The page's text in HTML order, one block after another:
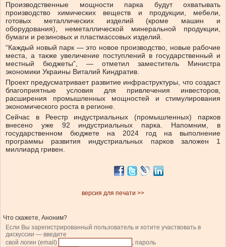
Производственные мощности парка будут охватывать
производство химических веществ и продукции, мебели,
готовых металлических изделий (кроме машин и
оборудования), неметаллической минеральной продукции,
бумаги и резиновых и пластмассовых изделий.
“Каждый новый парк — это новое производство, новые рабочие
места, а также увеличение поступлений в государственный и
местный бюджеты”, — отметил заместитель Министра
экономики Украины Виталий Киндратив.
Проект предусматривает развитие инфраструктуры, что создаст
благоприятные условия для привлечения инвесторов,
расширения промышленных мощностей и стимулирования
экономического роста в регионе.
Сейчас в Реестр индустриальных (промышленных) парков
внесено уже 92 индустриальных парка. Напомним, в
государственном бюджете на 2024 год на выполнение
программы развития индустриальных парков заложен 1
миллиард гривен.
версия для печати >>
Что скажете, Аноним?
Если Вы зарегистрированный пользователь и хотите участвовать в
дискуссии — введите
свой логин (email)
, пароль